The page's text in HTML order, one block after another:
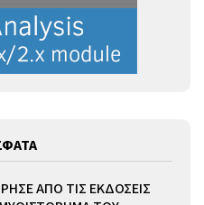
ΑΠΟ ΤΙΣ ΕΚΔΟΣΕΙΣ